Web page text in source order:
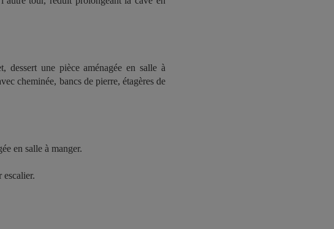
dessert une pièce aménagée en salle à
cheminée, bancs de pierre, étagères de
en salle à manger.
escalier.